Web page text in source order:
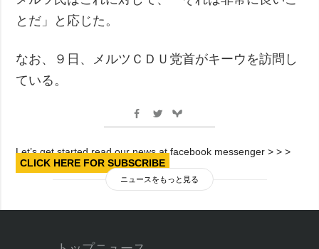
とだ」と応じた。
なお、９日、メルツＣＤＵ党首がキーウを訪問し
ている。
Let’s get started read our news at facebook messenger > > >
CLICK HERE FOR SUBSCRIBE
ニュースをもっと見る